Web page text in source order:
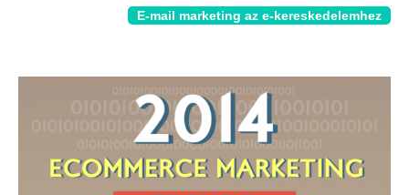
E-mail marketing az e-kereskedelemhez